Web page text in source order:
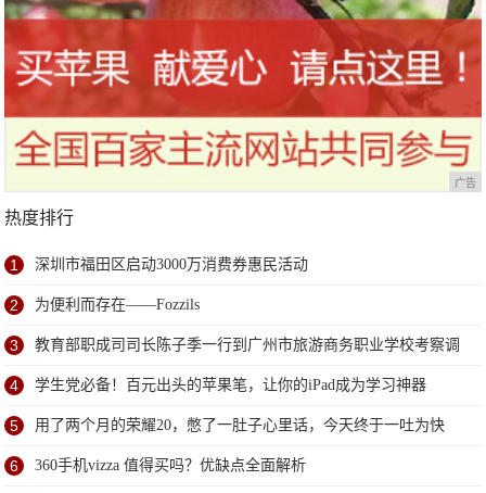
广告
热度排行
1 深圳市福田区启动3000万消费券惠民活动
2 为便利而存在——Fozzils
3 教育部职成司司长陈子季一行到广州市旅游商务职业学校考察调
研
4 学生党必备！百元出头的苹果笔，让你的iPad成为学习神器
5 用了两个月的荣耀20，憋了一肚子心里话，今天终于一吐为快
6 360手机vizza 值得买吗？优缺点全面解析